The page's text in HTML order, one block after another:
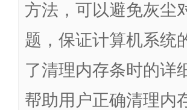
方法，可以避免灰尘
题，保证计算机系统
了清理内存条时的详
帮助用户正确清理内